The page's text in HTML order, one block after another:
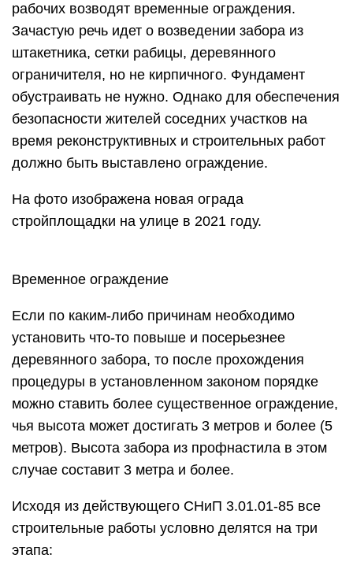
рабочих возводят временные ограждения.
Зачастую речь идет о возведении забора из
штакетника, сетки рабицы, деревянного
ограничителя, но не кирпичного. Фундамент
обустраивать не нужно. Однако для обеспечения
безопасности жителей соседних участков на
время реконструктивных и строительных работ
должно быть выставлено ограждение.
На фото изображена новая ограда
стройплощадки на улице в 2021 году.
Временное ограждение
Если по каким-либо причинам необходимо
установить что-то повыше и посерьезнее
деревянного забора, то после прохождения
процедуры в установленном законом порядке
можно ставить более существенное ограждение,
чья высота может достигать 3 метров и более (5
метров). Высота забора из профнастила в этом
случае составит 3 метра и более.
Исходя из действующего СНиП 3.01.01-85 все
строительные работы условно делятся на три
этапа: